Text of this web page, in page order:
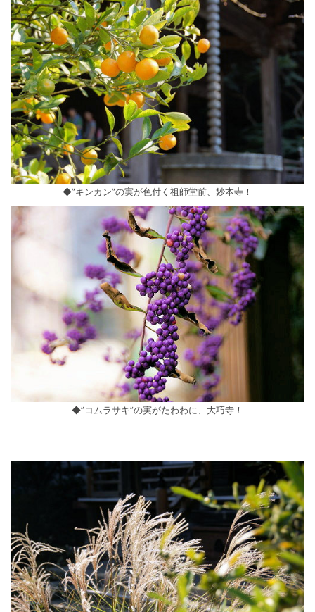
◆”キンカン”の実が色付く祖師堂前、妙本寺！
◆”コムラサキ”の実がたわわに、大巧寺！